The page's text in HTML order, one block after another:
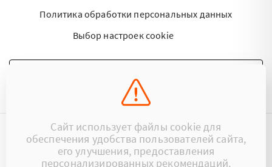
Политика обработки персональных данных
Выбор настроек cookie
НАПИСАТЬ ПИСЬМО
©2015 - 2026 Kartoteka.by Все права защищены.
Сайт использует файлы cookie для
обеспечения удобства пользователей сайта,
его улучшения, предоставления
персонализированных рекомендаций.